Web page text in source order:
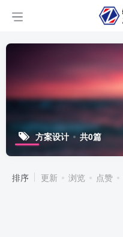
方案设计 共0篇
排序 更新 浏览 点赞